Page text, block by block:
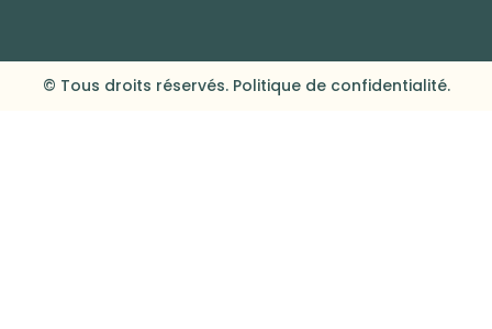
© Tous droits réservés. Politique de confidentialité.